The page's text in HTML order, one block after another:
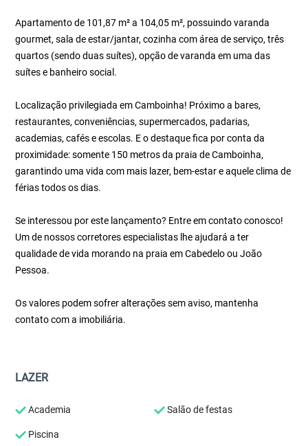
Apartamento de 101,87 m² a 104,05 m², possuindo varanda
gourmet, sala de estar/jantar, cozinha com área de serviço, três
quartos (sendo duas suítes), opção de varanda em uma das
suítes e banheiro social.
Localização privilegiada em Camboinha! Próximo a bares,
restaurantes, conveniências, supermercados, padarias,
academias, cafés e escolas. E o destaque fica por conta da
proximidade: somente 150 metros da praia de Camboinha,
garantindo uma vida com mais lazer, bem-estar e aquele clima de
férias todos os dias.
Se interessou por este lançamento? Entre em contato conosco!
Um de nossos corretores especialistas lhe ajudará a ter
qualidade de vida morando na praia em Cabedelo ou João
Pessoa.
Os valores podem sofrer alterações sem aviso, mantenha
contato com a imobiliária.
LAZER
Academia Salão de festas
Piscina